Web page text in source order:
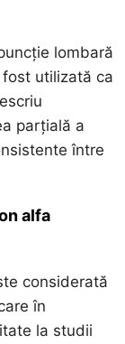
lombară
utilizată ca
parțială a
între
alfa
considerată
în
la studii